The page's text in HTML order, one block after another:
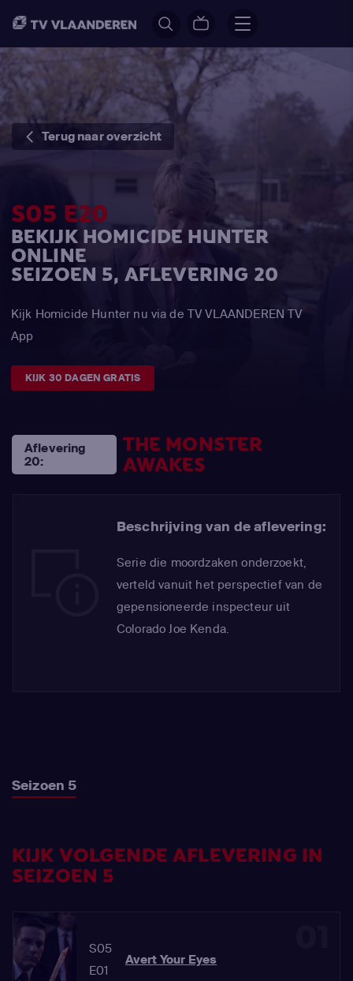
Terug naar overzicht
S05 E20
BEKIJK HOMICIDE HUNTER
ONLINE
SEIZOEN 5, AFLEVERING 20
Kijk Homicide Hunter nu via de TV VLAANDEREN TV
App
KIJK 30 DAGEN GRATIS
Aflevering
20:
THE MONSTER
AWAKES
Beschrijving van de aflevering:
Serie die moordzaken onderzoekt,
verteld vanuit het perspectief van de
gepensioneerde inspecteur uit
Colorado Joe Kenda.
Seizoen 5
KIJK VOLGENDE AFLEVERING IN
SEIZOEN 5
S05
E01
Avert Your Eyes